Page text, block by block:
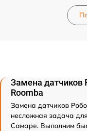
Замена датчиков
Roomba
Замена датчиков
несложная задача
Самаре. Выполним